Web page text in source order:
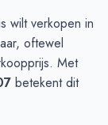
wilt verkopen in
oftewel
Met
betekent dit